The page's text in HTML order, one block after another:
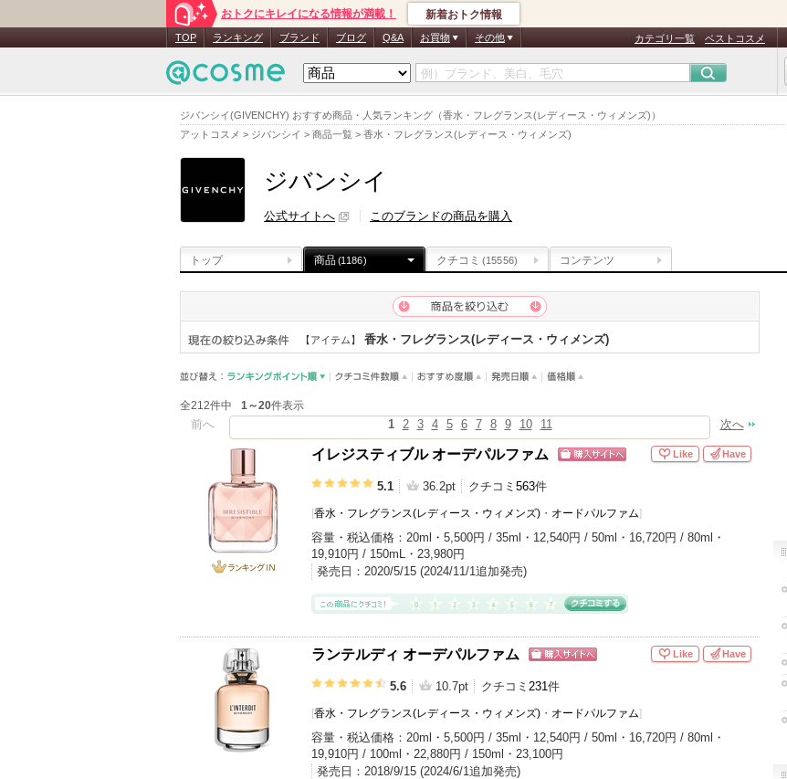
ジバンシイ(GIVENCHY) おすすめ商品・人気ランキング（香水・フレグランス(レディース・ウィメンズ)）
アットコスメ > ジバンシイ > 商品一覧 > 香水・フレグランス(レディース・ウィメンズ)
おトクにキレイになる情報が満載！ 新着おトク情報
TOP ランキング ブランド ブログ Q&A お買物 その他 カテゴリ一覧 ベストコスメ
ジバンシイ
公式サイトへ このブランドの商品を購入
トップ 商品(1186) クチコミ (15556) コンテンツ
【アイテム】 香水・フレグランス(レディース・ウィメンズ)
全212件中 1～20件表示
前へ 1 2 3 4 5 6 7 8 9 10 11 次へ
イレジスティブル オーデパルファム
5.1 36.2pt クチコミ 563件
[香水・フレグランス(レディース・ウィメンズ) ・ オードパルファム]
容量・税込価格： 20ml・5,500円 / 35ml・12,540円 / 50ml・16,720円 / 80ml・
19,910円 / 150mL・23,980円
発売日： 2020/5/15 (2024/11/1追加発売)
Like Have
ランテルディ オーデパルファム
グサイトへ
5.6 10.7pt クチコミ 231件
[香水・フレグランス(レディース・ウィメンズ) ・ オードパルファム]
容量・税込価格： 20ml・5,500円 / 35ml・12,540円 / 50ml・16,720円 / 80ml・
19,910円 / 100ml・22,880円 / 150ml・23,100円
発売日： 2018/9/15 (2024/6/1追加発売)
Like Have